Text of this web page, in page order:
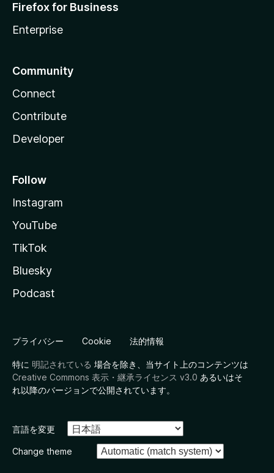
Firefox for Business
Enterprise
Community
Connect
Contribute
Developer
Follow
Instagram
YouTube
TikTok
Bluesky
Podcast
プライバシー Cookie 法的情報
特に 明記されている 場合を除き、当サイト上のコンテンツは
Creative Commons 表示・継承ライセンス v3.0 あるいはそ
れ以降のバージョンで公開されています。
言語を変更
Change theme